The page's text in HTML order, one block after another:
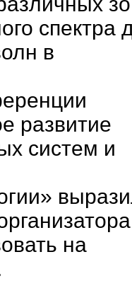
спектра
в
развитие
систем и
на